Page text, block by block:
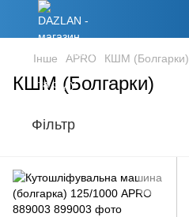
Інше APRO КШМ (Болгарки)
КШМ (Болгарки)
Фільтр